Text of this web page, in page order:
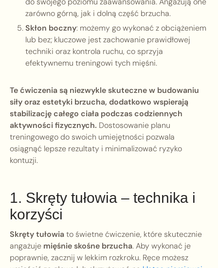
zarówno górną, jak i dolną część brzucha.
Skłon boczny: możemy go wykonać z obciążeniem
lub bez; kluczowe jest zachowanie prawidłowej
techniki oraz kontrola ruchu, co sprzyja
efektywnemu treningowi tych mięśni.
Te ćwiczenia są niezwykle skuteczne w budowaniu
siły oraz estetyki brzucha, dodatkowo wspierają
stabilizację całego ciała podczas codziennych
aktywności fizycznych. Dostosowanie planu
treningowego do swoich umiejętności pozwala
osiągnąć lepsze rezultaty i minimalizować ryzyko
kontuzji.
1. Skręty tułowia – technika i
korzyści
Skręty tułowiato świetne ćwiczenie, które skutecznie
angażuje mięśnie skośne brzucha. Aby wykonać je
poprawnie, zacznij w lekkim rozkroku. Ręce możesz